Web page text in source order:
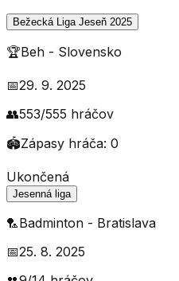
Bežecká Liga Jeseň 2025
🏆Beh - Slovensko
📅29. 9. 2025
👥553/555 hráčov
🏟️Zápasy hráča: 0
Ukončená
Jesenná liga
🏸Badminton - Bratislava
📅25. 8. 2025